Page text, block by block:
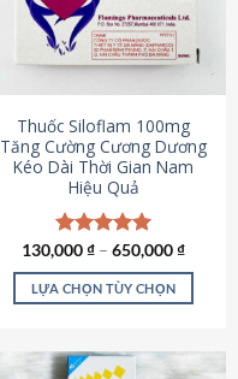
tùy
chọn
có
được
chọn
trên
trang
sản
phẩm
Thuốc Siloflam 100mg
Tăng Cường Cương Dương
Kéo Dài Thời Gian Nam
Hiệu Quả
Được xếp
hạng5.00
5 sao
130,000₫ – 650,000₫
LỰA CHỌN TÙY CHỌN
này